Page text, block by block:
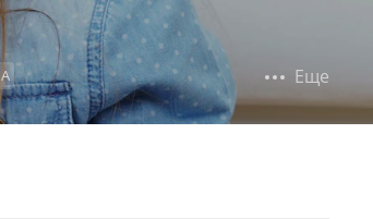
#ОБРАЗОВАНИЕ
Еще